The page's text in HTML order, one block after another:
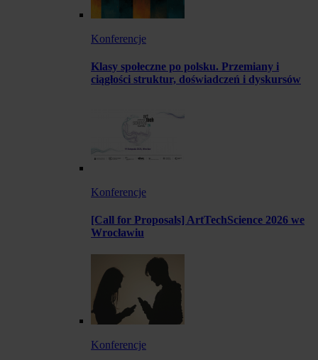
Konferencje
Klasy społeczne po polsku. Przemiany i
ciągłości struktur, doświadczeń i dyskursów
Konferencje
[Call for Proposals] ArtTechScience 2026 we
Wrocławiu
Konferencje